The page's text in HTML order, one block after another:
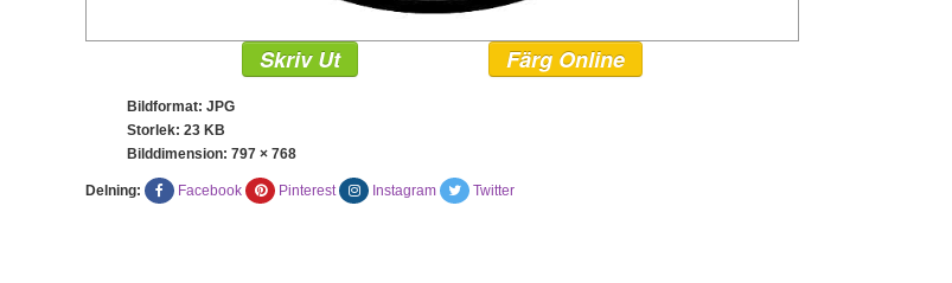
Skriv Ut Färg Online
Bildformat: JPG
Storlek: 23 KB
Bilddimension: 797 × 768
Delning: Facebook Pinterest Instagram Twitter